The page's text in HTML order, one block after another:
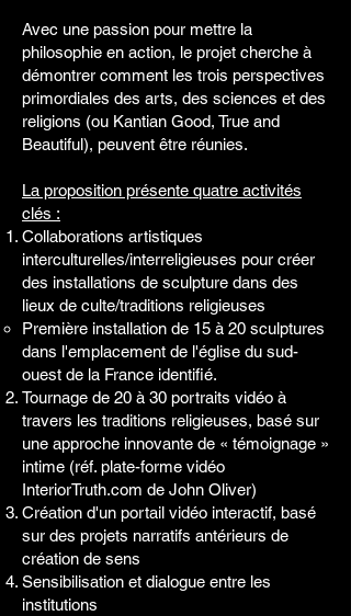
Avec une passion pour mettre la
philosophie en action, le projet cherche à
démontrer comment les trois perspectives
primordiales des arts, des sciences et des
religions (ou Kantian Good, True and
Beautiful), peuvent être réunies.
La proposition présente quatre activités
clés :
Collaborations artistiques
interculturelles/interreligieuses pour créer
des installations de sculpture dans des
lieux de culte/traditions religieuses
Première installation de 15 à 20 sculptures
dans l'emplacement de l'église du sud-
ouest de la France identifié.​
Tournage de 20 à 30 portraits vidéo à
travers les traditions religieuses, basé sur
une approche innovante de « témoignage »
intime (réf. plate-forme vidéo
InteriorTruth.com de John Oliver)
Création d'un portail vidéo interactif, basé
sur des projets narratifs antérieurs de
création de sens
Sensibilisation et dialogue entre les
institutions